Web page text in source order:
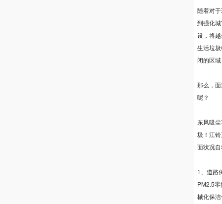
随着对
到强化
设，将
生活垃
闭的区
那么，
呢？
东风吸
圾！江
面状况
1、道路
PM2.5
械化保洁